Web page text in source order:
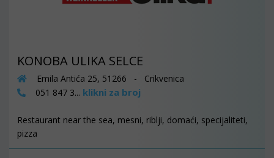
KONOBA ULIKA SELCE
Emila Antića 25, 51266 - Crikvenica
051 847 3... klikni za broj
Restaurant near the sea, mesni, riblji, domaći, specijaliteti,
pizza